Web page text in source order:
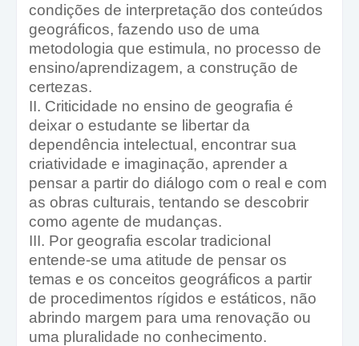
condições de interpretação dos conteúdos
geográficos, fazendo uso de uma
metodologia que estimula, no processo de
ensino/aprendizagem, a construção de
certezas.
II. Criticidade no ensino de geografia é
deixar o estudante se libertar da
dependência intelectual, encontrar sua
criatividade e imaginação, aprender a
pensar a partir do diálogo com o real e com
as obras culturais, tentando se descobrir
como agente de mudanças.
III. Por geografia escolar tradicional
entende-se uma atitude de pensar os
temas e os conceitos geográficos a partir
de procedimentos rígidos e estáticos, não
abrindo margem para uma renovação ou
uma pluralidade no conhecimento.